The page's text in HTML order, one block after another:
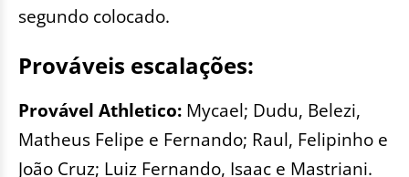
segundo colocado.
Prováveis escalações:
Provável Athletico: Mycael; Dudu, Belezi,
Matheus Felipe e Fernando; Raul, Felipinho e
João Cruz; Luiz Fernando, Isaac e Mastriani.